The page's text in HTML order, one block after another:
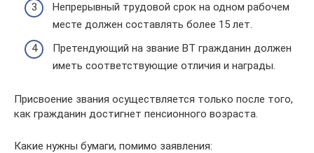
Непрерывный трудовой срок на одном рабочем
месте должен составлять более 15 лет.
Претендующий на звание ВТ гражданин должен
иметь соответствующие отличия и награды.
Присвоение звания осуществляется только после того,
как гражданин достигнет пенсионного возраста.
Какие нужны бумаги, помимо заявления: